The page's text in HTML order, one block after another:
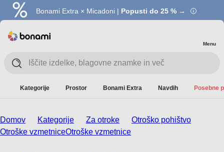
Bonami Extra × Micadoni | Popusti do 25 % →
Menu
Kategorije Prostor Bonami Extra Navdih Posebne
Domov Kategorije Za otroke
Otroško pohištvo
Otroške vzmetniceOtroške vzmetnice